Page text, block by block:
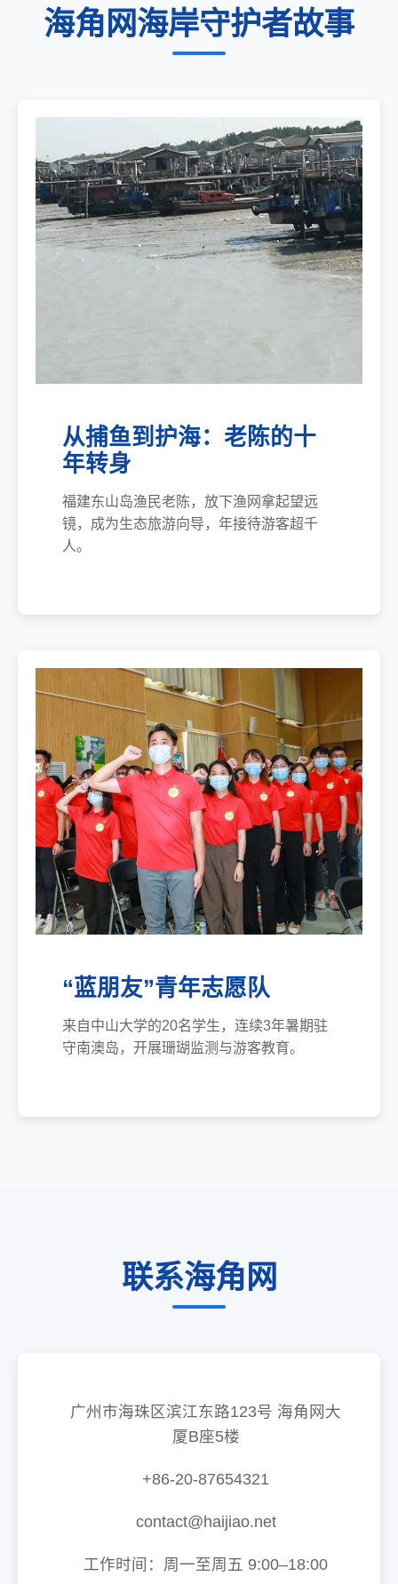
海角网海岸守护者故事
从捕鱼到护海：老陈的十
年转身
福建东山岛渔民老陈，放下渔网拿起望远
镜，成为生态旅游向导，年接待游客超千
人。
“蓝朋友”青年志愿队
来自中山大学的20名学生，连续3年暑期驻
守南澳岛，开展珊瑚监测与游客教育。
联系海角网
广州市海珠区滨江东路123号 海角网大
厦B座5楼
+86-20-87654321
contact@haijiao.net
工作时间：周一至周五 9:00–18:00